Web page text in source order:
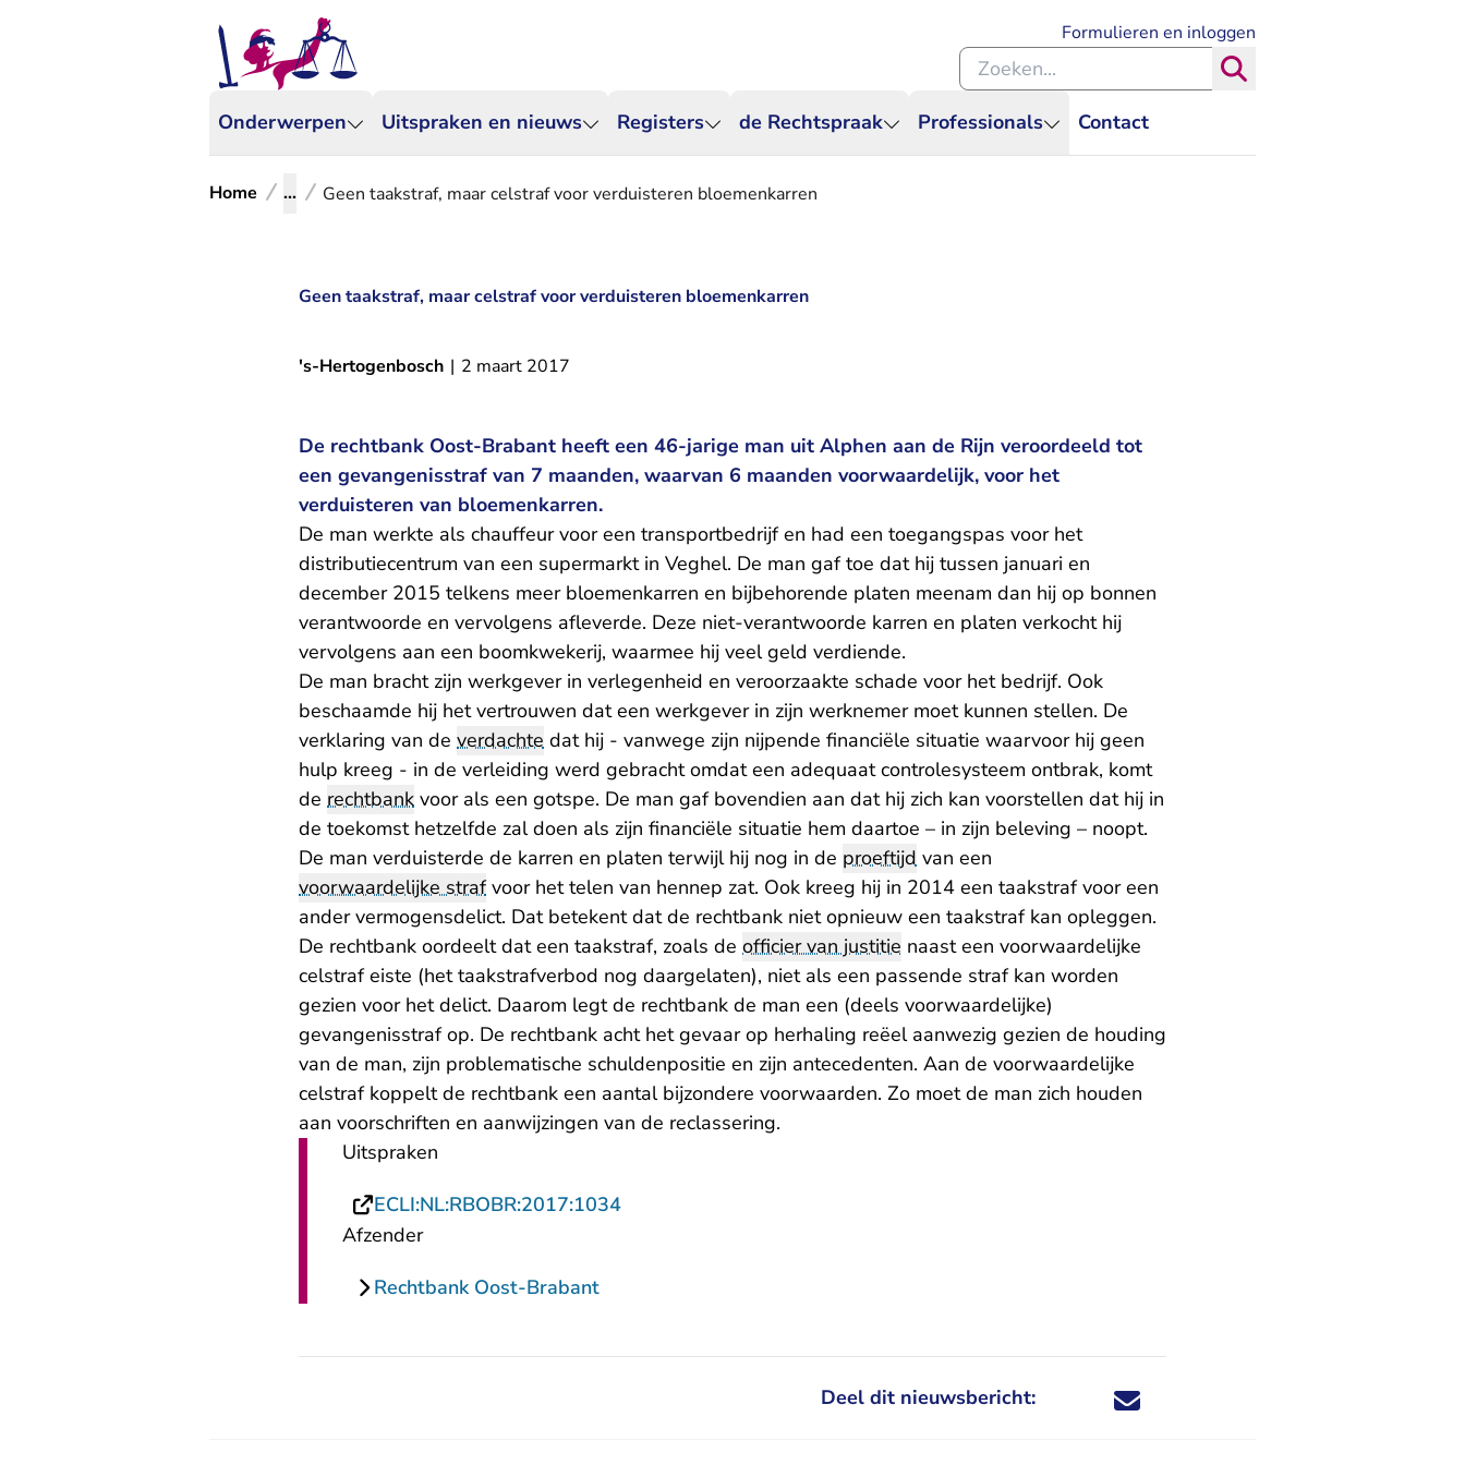
Onderwerpen Uitspraken en nieuws Registers de Rechtspraak Professionals Contact
Formulieren en inloggen
Zoeken binnen de Rechtspraak
Home ... Geen taakstraf, maar celstraf voor verduisteren bloemenkarren
Geen taakstraf, maar celstraf voor verduisteren bloemenkarren
's-Hertogenbosch | 2 maart 2017
De rechtbank Oost-Brabant heeft een 46-jarige man uit Alphen aan de Rijn veroordeeld tot
een gevangenisstraf van 7 maanden, waarvan 6 maanden voorwaardelijk, voor het
verduisteren van bloemenkarren.
De man werkte als chauffeur voor een transportbedrijf en had een toegangspas voor het
distributiecentrum van een supermarkt in Veghel. De man gaf toe dat hij tussen januari en
december 2015 telkens meer bloemenkarren en bijbehorende platen meenam dan hij op bonnen
verantwoorde en vervolgens afleverde. Deze niet-verantwoorde karren en platen verkocht hij
vervolgens aan een boomkwekerij, waarmee hij veel geld verdiende.
De man bracht zijn werkgever in verlegenheid en veroorzaakte schade voor het bedrijf. Ook
beschaamde hij het vertrouwen dat een werkgever in zijn werknemer moet kunnen stellen. De
verklaring van de verdachte dat hij - vanwege zijn nijpende financiële situatie waarvoor hij geen
hulp kreeg - in de verleiding werd gebracht omdat een adequaat controlesysteem ontbrak, komt
de rechtbank voor als een gotspe. De man gaf bovendien aan dat hij zich kan voorstellen dat hij in
de toekomst hetzelfde zal doen als zijn financiële situatie hem daartoe – in zijn beleving – noopt.
De man verduisterde de karren en platen terwijl hij nog in de proeftijd van een
voorwaardelijke strafvoor het telen van hennep zat. Ook kreeg hij in 2014 een taakstraf voor een
ander vermogensdelict. Dat betekent dat de rechtbank niet opnieuw een taakstraf kan opleggen.
De rechtbank oordeelt dat een taakstraf, zoals de officier van justitie naast een voorwaardelijke
celstraf eiste (het taakstrafverbod nog daargelaten), niet als een passende straf kan worden
gezien voor het delict. Daarom legt de rechtbank de man een (deels voorwaardelijke)
gevangenisstraf op. De rechtbank acht het gevaar op herhaling reëel aanwezig gezien de houding
van de man, zijn problematische schuldenpositie en zijn antecedenten. Aan de voorwaardelijke
celstraf koppelt de rechtbank een aantal bijzondere voorwaarden. Zo moet de man zich houden
aan voorschriften en aanwijzingen van de reclassering.
Uitspraken
ECLI:NL:RBOBR:2017:1034- U verlaat Rechtspraak.nl
Afzender
Rechtbank Oost-Brabant
Deel dit nieuwsbericht: Deel dit nieuwsbericht via X - U verlaat
Deel dit nieuwsbericht via Facebook - U
Deel dit nieuwsbericht via e-mail
Deel dit nieuwsbericht via LinkedIn - U